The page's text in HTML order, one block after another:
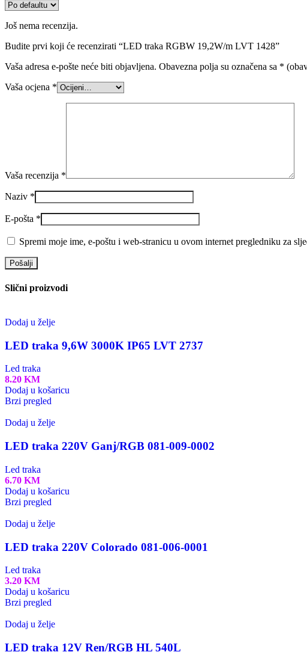
Još nema recenzija.
Budite prvi koji će recenzirati “LED traka RGBW 19,2W/m LVT 1428”
Vaša adresa e-pošte neće biti objavljena. Obavezna polja su označena sa *
Vaša ocjena *
Vaša recenzija *
Naziv *
E-pošta *
Spremi moje ime, e-poštu i web-stranicu u ovom internet pregledniku za
Slični proizvodi
Dodaj u želje
LED traka 9,6W 3000K IP65 LVT 2737
Led traka
8.20 KM
Dodaj u košaricu
Brzi pregled
Dodaj u želje
LED traka 220V Ganj/RGB 081-009-0002
Led traka
6.70 KM
Dodaj u košaricu
Brzi pregled
Dodaj u želje
LED traka 220V Colorado 081-006-0001
Led traka
3.20 KM
Dodaj u košaricu
Brzi pregled
Dodaj u želje
LED traka 12V Ren/RGB HL 540L